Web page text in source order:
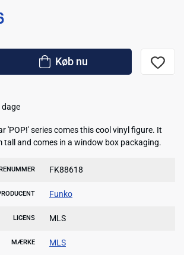
Køb nu
dage
'POP!' series comes this cool vinyl figure. It
tall and comes in a window box packaging.
FK88618
Funko
LICENS MLS
MÆRKE MLS